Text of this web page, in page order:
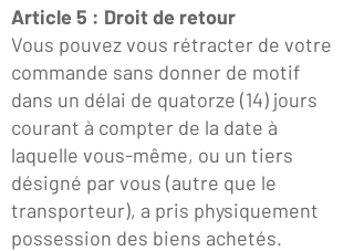
Article 5 : Droit de retour
Vous pouvez vous rétracter de votre
commande sans donner de motif
dans un délai de quatorze (14) jours
courant à compter de la date à
laquelle vous-même, ou un tiers
désigné par vous (autre que le
transporteur), a pris physiquement
possession des biens achetés.